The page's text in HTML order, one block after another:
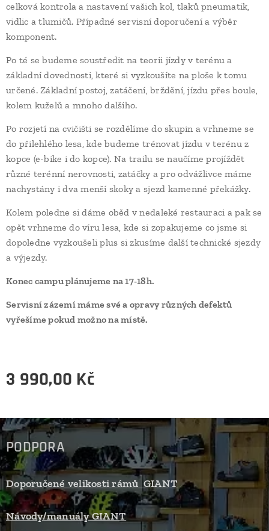
celková kontrola a nastavení vašich kol, tlaků pneumatik,
vidlic a tlumičů. Případné servisní doporučení a výběr
komponent.
Po té se budeme soustředit na teorii jízdy v terénu a
základní dovednosti, které si vyzkoušíte na ploše k tomu
určené. Základní postoj, zatáčení, brždění, jízdu přes boule,
kolem kuželů a mnoho dalšího.
Po rozjetí na cvičišti se rozdělíme do skupin a vrhneme se
do přilehlého lesa, kde budeme trénovat jízdu v terénu z
kopce (e-bike i do kopce). Na trailu se naučíme projíždět
různé terénní nerovnosti, zatáčky a pro odvážlivce máme
nachystány i dva menší skoky a sjezd kamenné překážky.
Kolem poledne si dáme oběd v nedaleké restauraci a pak se
opět vrhneme do víru lesa, kde si zopakujeme co jsme si
dopoledne vyzkoušeli plus si zkusíme další technické sjezdy
a výjezdy.
Konec campu plánujeme na 17-18h.
Servisní zázemí máme své a opravy různých defektů
vyřešíme pokud možno na místě.
3 990,00 Kč
PODPORA
Doporučené velikosti rámů GIANT
Návody/manuály GIANT